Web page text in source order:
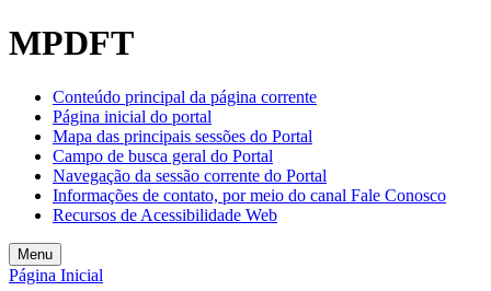
Welcome
to
One
Accessibility
screen
reader.
start
All
in
MPDFT
Conteúdo principal da página corrente
Página inicial do portal
Mapa das principais sessões do Portal
Campo de busca geral do Portal
Navegação da sessão corrente do Portal
Informações de contato, por meio do canal Fale Conosco
Recursos de Acessibilidade Web
Menu
Página Inicial